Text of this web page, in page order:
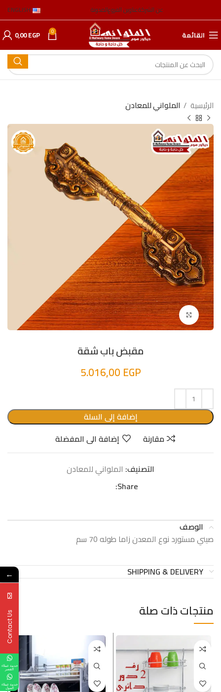
عن الشركةعناوين الفروعالمدونة ENGLISH
القائمة 0
0,00EGP
الرئيسية الملواني للمعادن
اضغط للتكبير
مقبض باب شقة
5.016,00 EGP
إضافة إلى السلة
مقارنة
إضافة الى المفضلة
التصنيف: الملواني للمعادن
Share:
الوصف
صيني مستورد نوع المعدن زاما طوله 70 سم
SHIPPING & DELIVERY
منتجات ذات صلة
←
Contact Us
خدمة عملاء
القصر
خدمة عملاء
المول